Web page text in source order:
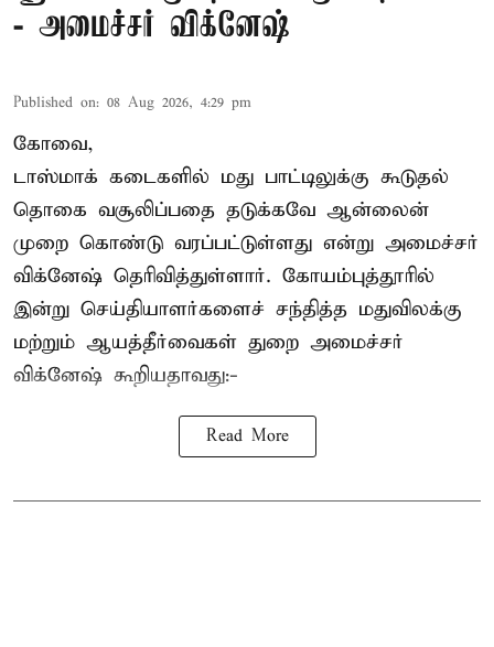
- அமைச்சர் விக்னேஷ்
Published on: 08 Aug 2026, 4:29 pm
கோவை,
டாஸ்மாக் கடைகளில் மது பாட்டிலுக்கு கூடுதல்
தொகை வசூலிப்பதை தடுக்கவே ஆன்லைன்
முறை கொண்டு வரப்பட்டுள்ளது என்று அமைச்சர்
விக்னேஷ் தெரிவித்துள்ளார். கோயம்புத்தூரில்
இன்று செய்தியாளர்களைச் சந்தித்த மதுவிலக்கு
மற்றும் ஆயத்தீர்வைகள் துறை அமைச்சர்
விக்னேஷ் கூறியதாவது:-
Read More